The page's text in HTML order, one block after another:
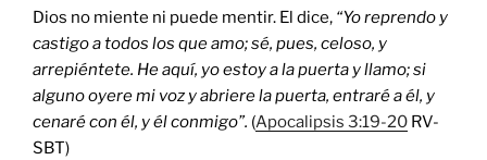
Dios no miente ni puede mentir. El dice, “Yo reprendo y
castigo a todos los que amo; sé, pues, celoso, y
arrepiéntete. He aquí, yo estoy a la puerta y llamo; si
alguno oyere mi voz y abriere la puerta, entraré a él, y
cenaré con él, y él conmigo”. (Apocalipsis 3:19-20 RV-
SBT)